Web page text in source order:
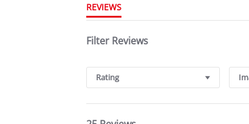
REVIEWS
Filter Reviews
Rating